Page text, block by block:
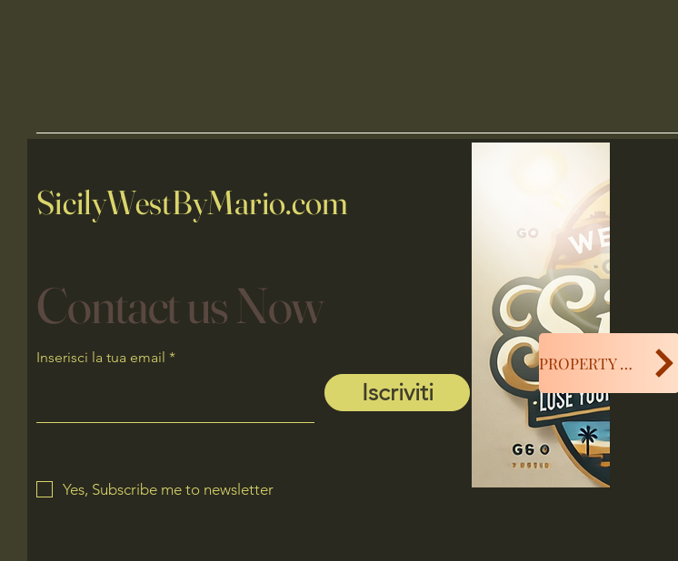
SicilyWestByMario.com
Contact us Now
Inserisci la tua email
Iscriviti
Yes, Subscribe me to newsletter
PROPERTY MANAGER